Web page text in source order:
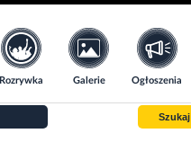
Rozrywka Galerie Ogłoszenia
Szukaj